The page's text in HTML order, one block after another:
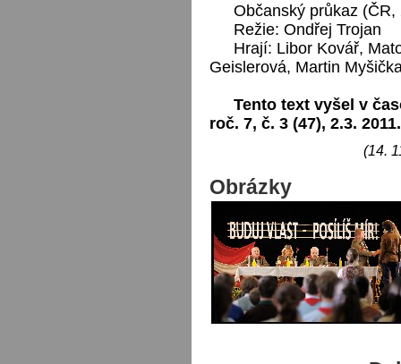
Občanský průkaz (ČR,
Režie: Ondřej Trojan
Hrají: Libor Kovář,
Geislerová, Martin
Tento text vyšel v
roč. 7, č. 3 (47), 2.3. 2011.
(14.
Obrázky